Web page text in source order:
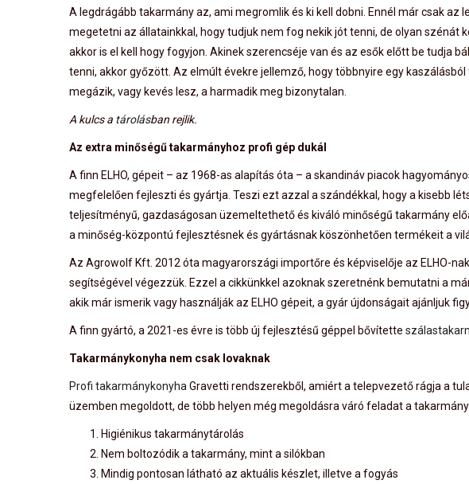
A legdrágább takarmány az, ami megromlik és ki kell dobni. Ennél már csak
megetetni az állatainkkal, hogy tudjuk nem fog nekik jót tenni, de olyan szénát
akkor is el kell hogy fogyjon. Akinek szerencséje van és az esők előtt be tudja
tenni, akkor győzött. Az elmúlt évekre jellemző, hogy többnyire egy
megázik, vagy kevés lesz, a harmadik meg bizonytalan.
A kulcs a tárolásban rejlik.
Az extra minőségű takarmányhoz profi gép dukál
A finn ELHO, gépeit – az 1968-as alapítás óta – a skandináv piacok
megfelelően fejleszti és gyártja. Teszi ezt azzal a szándékkal, hogy a kisebb
teljesítményű, gazdaságosan üzemeltethető és kiváló minőségű takarmány
a minőség-központú fejlesztésnek és gyártásnak köszönhetően termékeit a
Az Agrowolf Kft. 2012 óta magyarországi importőre és képviselője az ELHO-
segítségével végezzük. Ezzel a cikkünkkel azoknak szeretnénk bemutatni a
akik már ismerik vagy használják az ELHO gépeit, a gyár újdonságait ajánljuk
A finn gyártó, a 2021-es évre is több új fejlesztésű géppel bővítette
Takarmánykonyha nem csak lovaknak
Profi takarmánykonyha Gravetti rendszerekből, amiért a telepvezető rágja a
üzemben megoldott, de több helyen még megoldásra váró feladat a
Higiénikus takarmánytárolás
Nem boltozódik a takarmány, mint a silókban
Mindig pontosan látható az aktuális készlet, illetve a fogyás